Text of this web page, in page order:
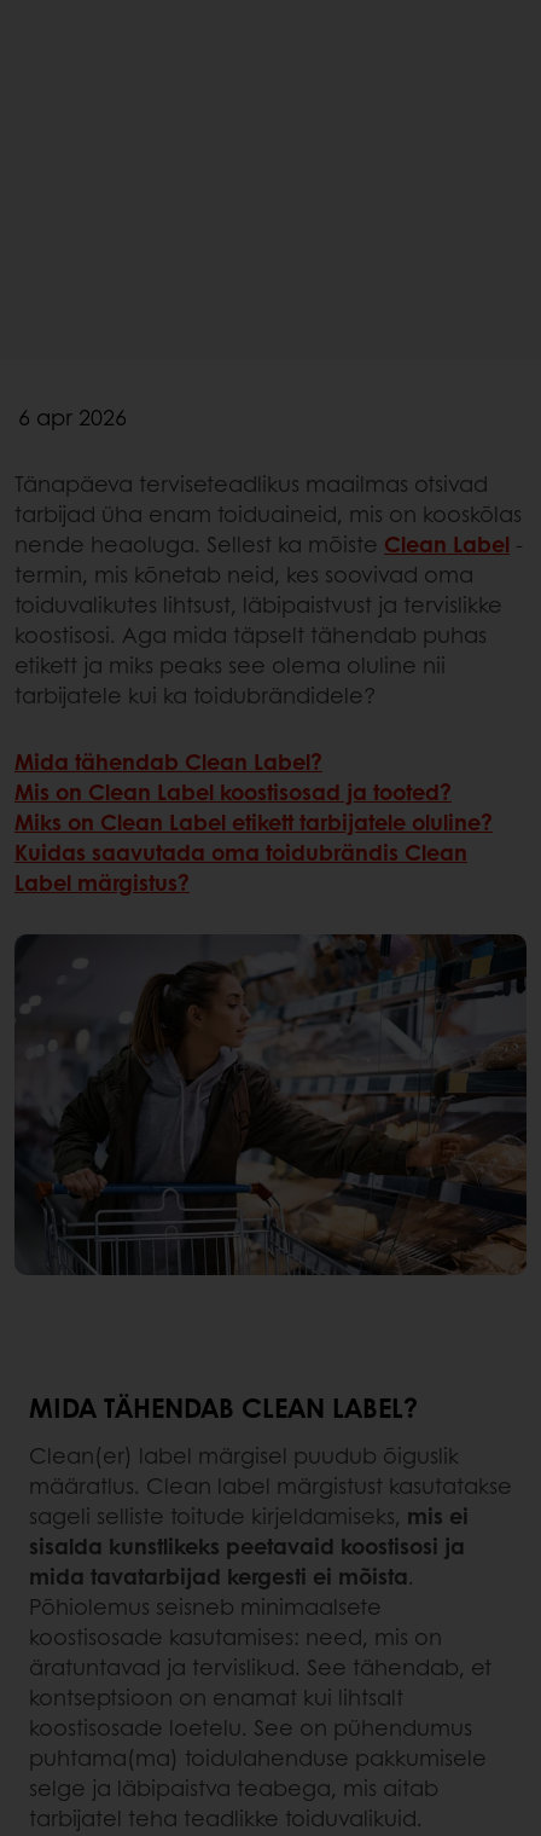
6 apr 2026
Tänapäeva terviseteadlikus maailmas otsivad
tarbijad üha enam toiduaineid, mis on kooskõlas
nende heaoluga. Sellest ka mõiste Clean Label -
termin, mis kõnetab neid, kes soovivad oma
toiduvalikutes lihtsust, läbipaistvust ja tervislikke
koostisosi. Aga mida täpselt tähendab puhas
etikett ja miks peaks see olema oluline nii
tarbijatele kui ka toidubrändidele?
Mida tähendab Clean Label?
Mis on Clean Label koostisosad ja tooted?
Miks on Clean Label etikett tarbijatele oluline?
Kuidas saavutada oma toidubrändis Clean
Label märgistus?
MIDA TÄHENDAB CLEAN LABEL?
Clean(er) label märgisel puudub õiguslik
määratlus. Clean label märgistust kasutatakse
sageli selliste toitude kirjeldamiseks, mis ei
sisalda kunstlikeks peetavaid koostisosi ja
mida tavatarbijad kergesti ei mõista.
Põhiolemus seisneb minimaalsete
koostisosade kasutamises: need, mis on
äratuntavad ja tervislikud. See tähendab, et
kontseptsioon on enamat kui lihtsalt
koostisosade loetelu. See on pühendumus
puhtama(ma) toidulahenduse pakkumisele
selge ja läbipaistva teabega, mis aitab
tarbijatel teha teadlikke toiduvalikuid.